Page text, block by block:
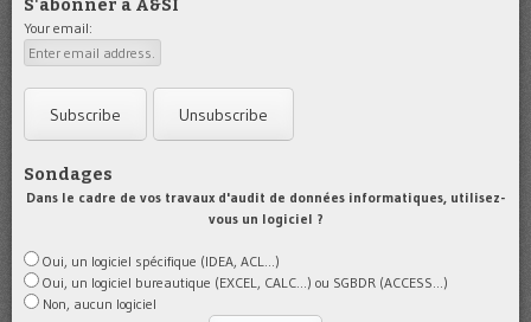
S'abonner à A&SI
Your email:
Sondages
Dans le cadre de vos travaux d'audit de données informatiques, utilisez-
vous un logiciel ?
Oui, un logiciel spécifique (IDEA, ACL...)
Oui, un logiciel bureautique (EXCEL, CALC...) ou SGBDR (ACCESS...)
Non, aucun logiciel